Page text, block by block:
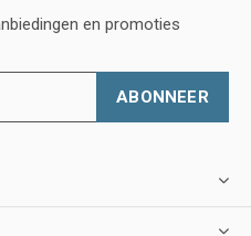
en promoties
ABONNEER